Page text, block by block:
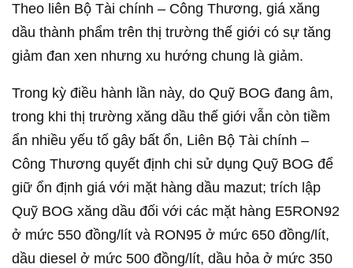
Theo liên Bộ Tài chính – Công Thương, giá xăng
dầu thành phẩm trên thị trường thế giới có sự tăng
giảm đan xen nhưng xu hướng chung là giảm.
Trong kỳ điều hành lần này, do Quỹ BOG đang âm,
trong khi thị trường xăng dầu thế giới vẫn còn tiềm
ẩn nhiều yếu tố gây bất ổn, Liên Bộ Tài chính –
Công Thương quyết định chi sử dụng Quỹ BOG để
giữ ổn định giá với mặt hàng dầu mazut; trích lập
Quỹ BOG xăng dầu đối với các mặt hàng E5RON92
ở mức 550 đồng/lít và RON95 ở mức 650 đồng/lít,
dầu diesel ở mức 500 đồng/lít, dầu hỏa ở mức 350